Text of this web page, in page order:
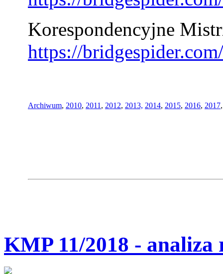
Korespondencyjne
https://
Archiwum, 2010, 2011 , 2012, 2013, 2014, 2015, 2016, 2017
KMP 11/2018 - analiza